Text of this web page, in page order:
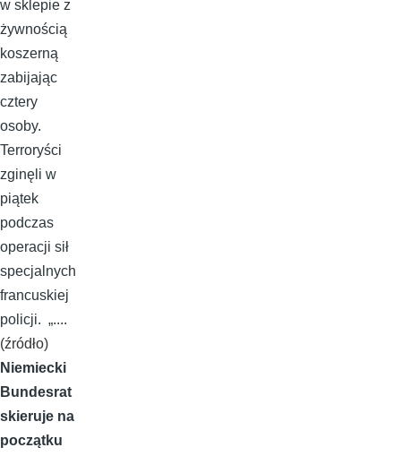
w sklepie z
żywnością
koszerną
zabijając
cztery
osoby.
Terroryści
zginęli w
piątek
podczas
operacji sił
specjalnych
francuskiej
policji. „....
(źródło)
Niemiecki
Bundesrat
skieruje na
początku